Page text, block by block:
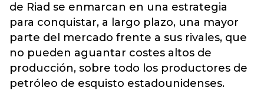
de Riad se enmarcan en una estrategia
para conquistar, a largo plazo, una mayor
parte del mercado frente a sus rivales, que
no pueden aguantar costes altos de
producción, sobre todo los productores de
petróleo de esquisto estadounidenses.